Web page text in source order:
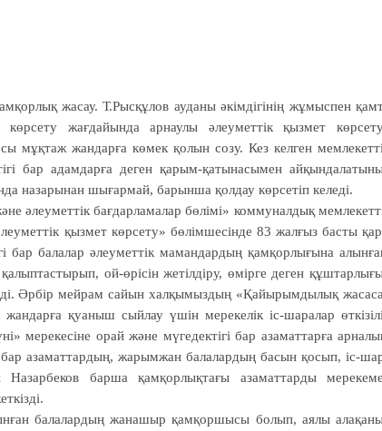
жасау. Т.Рысқұлов ауданы әкімдігінің жұмыспен
жағдайында арнаулы әлеуметтік қызмет
мұқтаж жандарға көмек қолын созу. Кез келген
бар адамдарға деген қарым-қатынасымен
назарынан шығармай, барынша қолдау көрсетіп келеді.
әлеуметтік бағдарламалар бөлімі» коммуналдық
қызмет көрсету» бөлімшесінде 83 жалғыз басты
бар балалар әлеуметтік мамандардың қамқорлығына
ой-өрісін жетілдіру, өмірге деген
Әрбір мейрам сайын халқымыздың «Қайырымдылық
қуаныш сыйлау үшін мерекелік іс-шаралар
орай және мүгедектігі бар азаматтарға
бар азаматтардың, жарымжан балалардың басын қосып, іс-
барша қамқорлықтағы азаматтарды
балалардың жанашыр қамқоршысы болып, аялы